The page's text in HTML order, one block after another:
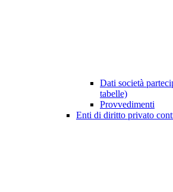
Dati società
tabelle)
Provvedimenti
Enti di diritto privato